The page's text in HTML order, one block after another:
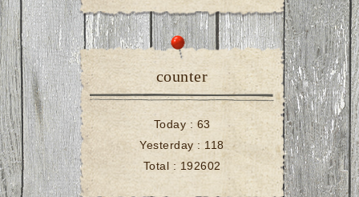
counter
Today : 63
Yesterday : 118
Total : 192602